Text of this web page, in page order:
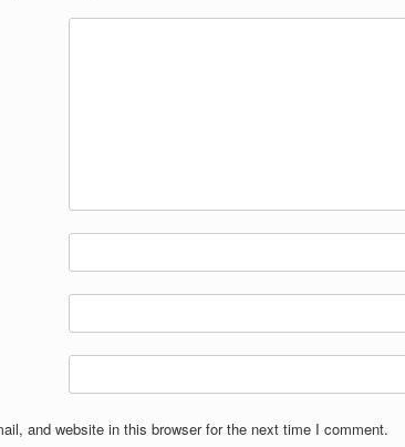
and website in this browser for the next time I comment.